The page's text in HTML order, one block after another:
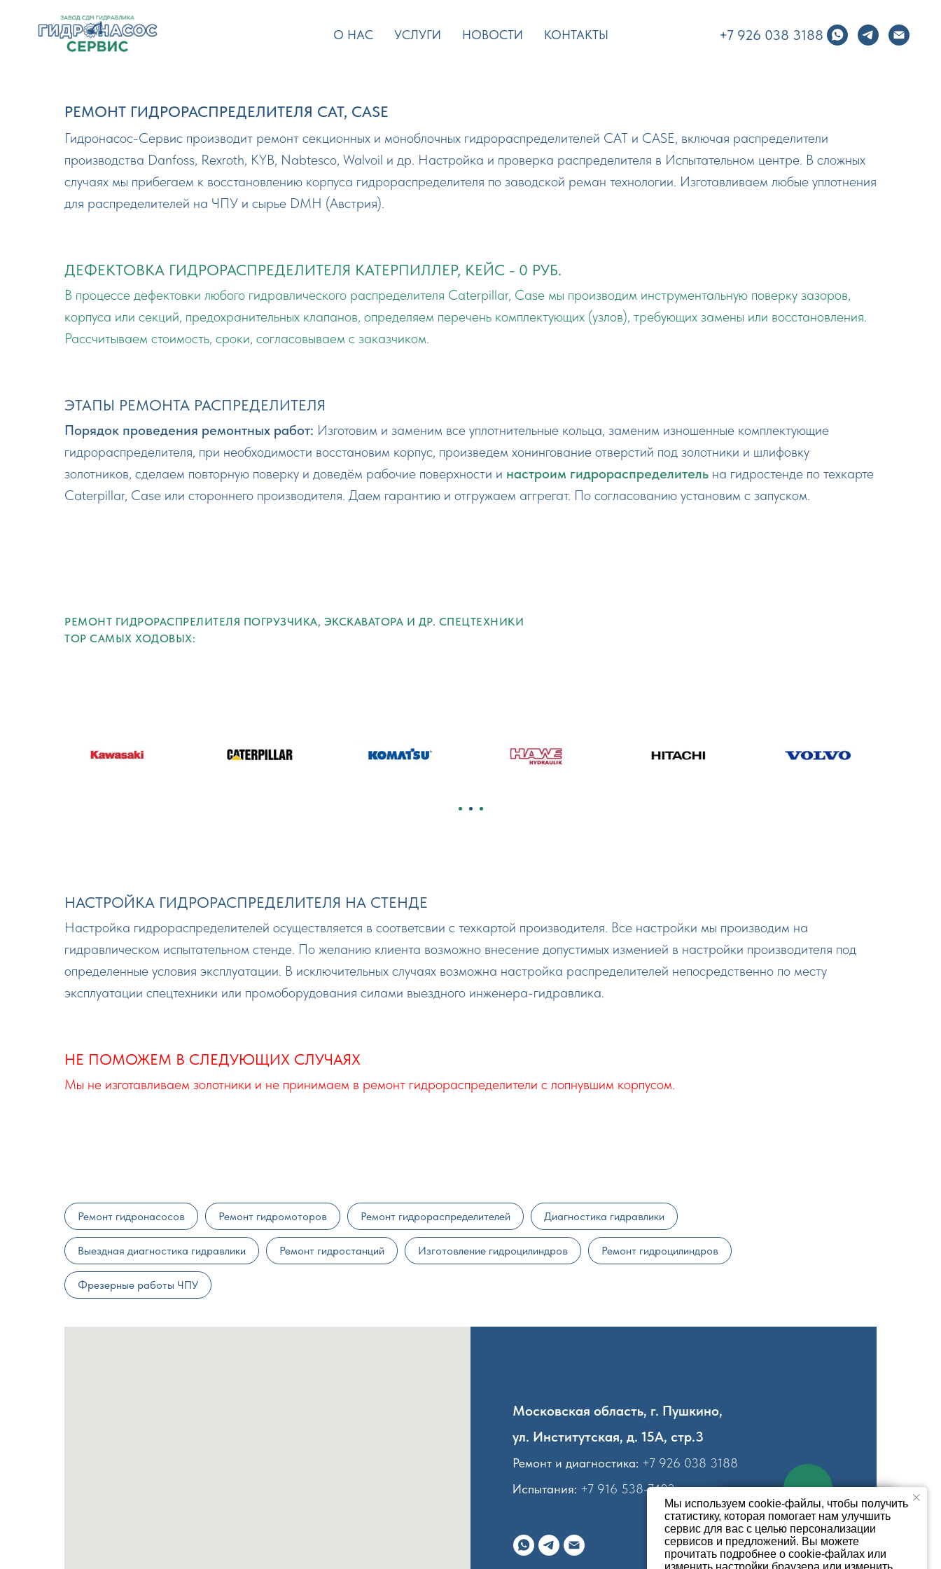
О НАС УСЛУГИ НОВОСТИ КОНТАКТЫ +7 926 038 3188
РЕМОНТ ГИДРОРАСПРЕДЕЛИТЕЛЯ CAT, CASE
Гидронасос-Сервис производит ремонт секционных и моноблочных гидрораспределителей CAT и CASE, включая распределители
производства Danfoss, Rexroth, KYB, Nabtesco, Walvoil и др. Настройка и проверка распределителя в Испытательном центре. В сложных
случаях мы прибегаем к восстановлению корпуса гидрораспределителя по заводской реман технологии. Изготавливаем любые уплотнения
для распределителей на ЧПУ и сырье DMH (Австрия).
ДЕФЕКТОВКА ГИДРОРАСПРЕДЕЛИТЕЛЯ КАТЕРПИЛЛЕР, КЕЙС - 0 РУБ.
В процессе дефектовки любого гидравлического распределителя Caterpillar, Case мы производим инструментальную поверку зазоров,
корпуса или секций, предохранительных клапанов, определяем перечень комплектующих (узлов), требующих замены или восстановления.
Рассчитываем стоимость, сроки, согласовываем с заказчиком.
ЭТАПЫ РЕМОНТА РАСПРЕДЕЛИТЕЛЯ
Порядок проведения ремонтных работ: Изготовим и заменим все уплотнительные кольца, заменим изношенные комплектующие
гидрораспределителя, при необходимости восстановим корпус, произведем хонингование отверстий под золотники и шлифовку
золотников, сделаем повторную поверку и доведём рабочие поверхности и настроим гидрораспределитель на гидростенде по техкарте
Caterpillar, Case или стороннего производителя. Даем гарантию и отгружаем аггрегат. По согласованию установим с запуском.
РЕМОНТ ГИДРОРАСПРЕЛИТЕЛЯ ПОГРУЗЧИКА, ЭКСКАВАТОРА И ДР. СПЕЦТЕХНИКИ
TOP САМЫХ ХОДОВЫХ:
НАСТРОЙКА ГИДРОРАСПРЕДЕЛИТЕЛЯ НА СТЕНДЕ
Настройка гидрораспределителей осуществляется в соответсвии с техкартой производителя. Все настройки мы производим на
гидравлическом испытательном стенде. По желанию клиента возможно внесение допустимых изменией в настройки производителя под
определенные условия эксплуатации. В исключительных случаях возможна настройка распределителей непосредственно по месту
эксплуатации спецтехники или промоборудования силами выездного инженера-гидравлика.
НЕ ПОМОЖЕМ В СЛЕДУЮЩИХ СЛУЧАЯХ
Мы не изготавливаем золотники и не принимаем в ремонт гидрораспределители с лопнувшим корпусом.
Сергей Павлович
Главный механик
Ремонт гидронасосов Ремонт гидромоторов Ремонт гидрораспределителей Диагностика гидравлики
Выездная диагностика гидравлики Ремонт гидростанций Изготовление гидроцилиндров Ремонт гидроцилиндров
Фрезерные работы ЧПУ
Мы используем cookie-файлы, чтобы получить
статистику, которая помогает нам улучшить
сервис для вас с целью персонализации
сервисов и предложений. Вы можете
прочитать подробнее о cookie-файлах или
изменить настройки браузера или изменить
Московская область, г. Пушкино,
ул. Институтская, д. 15А, стр.3
Ремонт и диагностика: +7 926 038 3188
Испытания: +7 916 538-7402